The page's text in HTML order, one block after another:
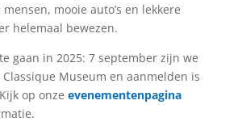
mooie auto’s en lekkere
helemaal bewezen.
gaan in 2025: 7 september zijn we
Museum en aanmelden is
op onze evenementenpagina